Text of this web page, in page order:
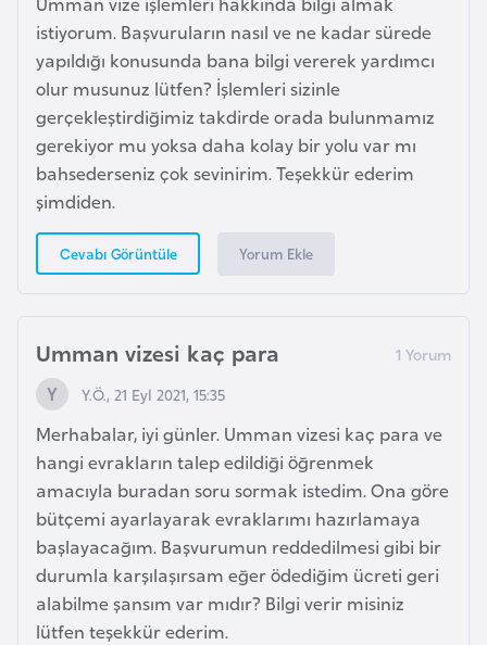
istiyorum. Başvuruların nasıl ve ne kadar sürede
yapıldığı konusunda bana bilgi vererek yardımcı
olur musunuz lütfen? İşlemleri sizinle
gerçekleştirdiğimiz takdirde orada bulunmamız
gerekiyor mu yoksa daha kolay bir yolu var mı
bahsederseniz çok sevinirim. Teşekkür ederim
şimdiden.
Cevabı Görüntüle Yorum Ekle
Umman vizesi kaç para
Y.Ö., 21 Eyl 2021, 15:35
Merhabalar, iyi günler. Umman vizesi kaç para ve
hangi evrakların talep edildiği öğrenmek
amacıyla buradan soru sormak istedim. Ona göre
bütçemi ayarlayarak evraklarımı hazırlamaya
başlayacağım. Başvurumun reddedilmesi gibi bir
durumla karşılaşırsam eğer ödediğim ücreti geri
alabilme şansım var mıdır? Bilgi verir misiniz
lütfen teşekkür ederim.
a
n
E
r
m
e
s
n
E
s
t
o
n
y
a